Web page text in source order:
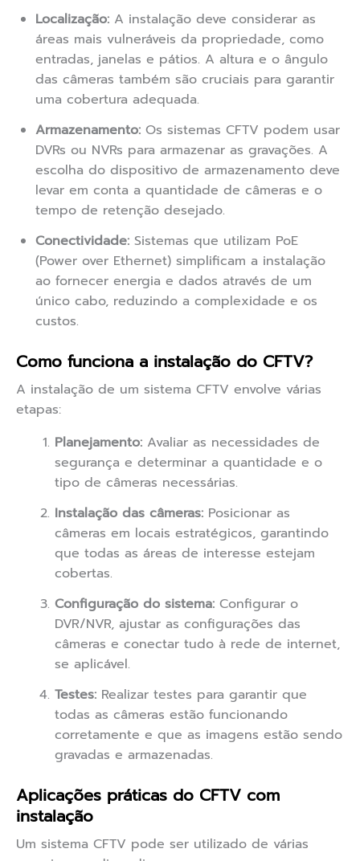
Localização: A instalação deve considerar as
áreas mais vulneráveis da propriedade, como
entradas, janelas e pátios. A altura e o ângulo
das câmeras também são cruciais para garantir
uma cobertura adequada.
Armazenamento: Os sistemas CFTV podem usar
DVRs ou NVRs para armazenar as gravações. A
escolha do dispositivo de armazenamento deve
levar em conta a quantidade de câmeras e o
tempo de retenção desejado.
Conectividade: Sistemas que utilizam PoE
(Power over Ethernet) simplificam a instalação
ao fornecer energia e dados através de um
único cabo, reduzindo a complexidade e os
custos.
Como funciona a instalação do CFTV?
A instalação de um sistema CFTV envolve várias
etapas:
Planejamento: Avaliar as necessidades de
segurança e determinar a quantidade e o
tipo de câmeras necessárias.
Instalação das câmeras: Posicionar as
câmeras em locais estratégicos, garantindo
que todas as áreas de interesse estejam
cobertas.
Configuração do sistema: Configurar o
DVR/NVR, ajustar as configurações das
câmeras e conectar tudo à rede de internet,
se aplicável.
Testes: Realizar testes para garantir que
todas as câmeras estão funcionando
corretamente e que as imagens estão sendo
gravadas e armazenadas.
Aplicações práticas do CFTV com
instalação
Um sistema CFTV pode ser utilizado de várias